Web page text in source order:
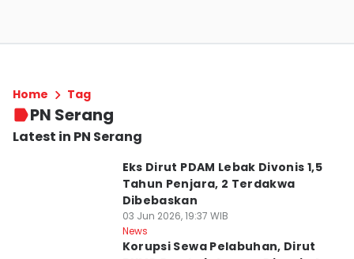
Home Tag
PN Serang
Latest in PN Serang
Eks Dirut PDAM Lebak Divonis 1,5
Tahun Penjara, 2 Terdakwa
Dibebaskan
03 Jun 2026, 19:37 WIB
News
Korupsi Sewa Pelabuhan, Dirut